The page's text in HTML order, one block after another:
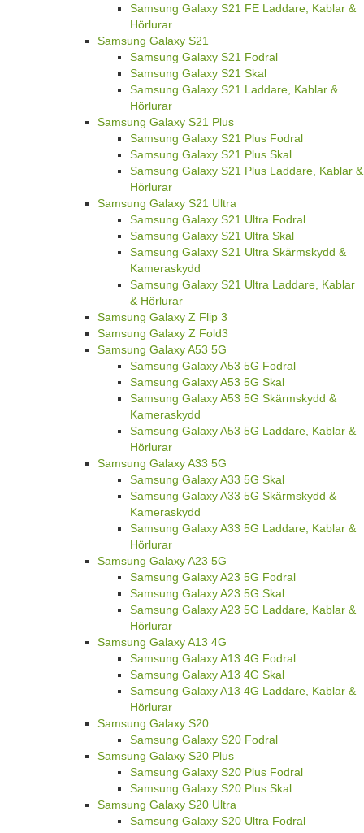
Samsung Galaxy S21 FE Laddare, Kablar &
Hörlurar
Samsung Galaxy S21
Samsung Galaxy S21 Fodral
Samsung Galaxy S21 Skal
Samsung Galaxy S21 Laddare, Kablar &
Hörlurar
Samsung Galaxy S21 Plus
Samsung Galaxy S21 Plus Fodral
Samsung Galaxy S21 Plus Skal
Samsung Galaxy S21 Plus Laddare, Kablar &
Hörlurar
Samsung Galaxy S21 Ultra
Samsung Galaxy S21 Ultra Fodral
Samsung Galaxy S21 Ultra Skal
Samsung Galaxy S21 Ultra Skärmskydd &
Kameraskydd
Samsung Galaxy S21 Ultra Laddare, Kablar
& Hörlurar
Samsung Galaxy Z Flip 3
Samsung Galaxy Z Fold3
Samsung Galaxy A53 5G
Samsung Galaxy A53 5G Fodral
Samsung Galaxy A53 5G Skal
Samsung Galaxy A53 5G Skärmskydd &
Kameraskydd
Samsung Galaxy A53 5G Laddare, Kablar &
Hörlurar
Samsung Galaxy A33 5G
Samsung Galaxy A33 5G Skal
Samsung Galaxy A33 5G Skärmskydd &
Kameraskydd
Samsung Galaxy A33 5G Laddare, Kablar &
Hörlurar
Samsung Galaxy A23 5G
Samsung Galaxy A23 5G Fodral
Samsung Galaxy A23 5G Skal
Samsung Galaxy A23 5G Laddare, Kablar &
Hörlurar
Samsung Galaxy A13 4G
Samsung Galaxy A13 4G Fodral
Samsung Galaxy A13 4G Skal
Samsung Galaxy A13 4G Laddare, Kablar &
Hörlurar
Samsung Galaxy S20
Samsung Galaxy S20 Fodral
Samsung Galaxy S20 Plus
Samsung Galaxy S20 Plus Fodral
Samsung Galaxy S20 Plus Skal
Samsung Galaxy S20 Ultra
Samsung Galaxy S20 Ultra Fodral